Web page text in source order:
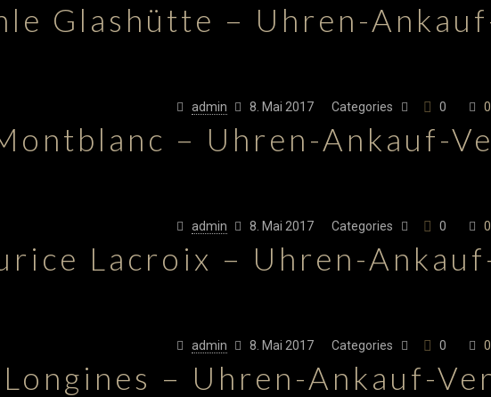
Glashütte – Uhren-
admin 8. Mai 2017 Categories 0 0
– Uhren-Ankauf-
admin 8. Mai 2017 Categories 0 0
Lacroix – Uhren-
admin 8. Mai 2017 Categories 0 0
Longines – Uhren-Ankauf-